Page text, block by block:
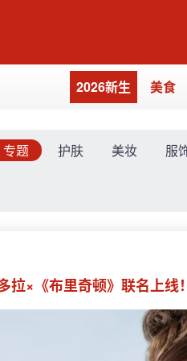
2026新生 美食
专题 护肤 美妆 服
拉×《布里奇顿》联名上